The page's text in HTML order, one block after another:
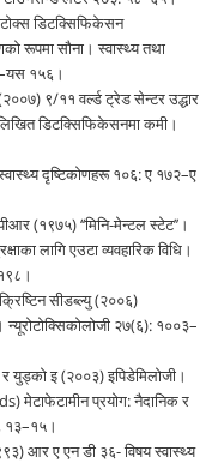
डिटक्सिफिकेसन
रूपमा सौना। स्वास्थ्य तथा
१५६।
९/११ वर्ल्ड ट्रेड सेन्टर उद्धार
डिटक्सिफिकेसनमा कमी।
दृष्टिकोणहरू १०६: ए १७२–ए
(१९७५) ‘‘मिनि-मेन्टल स्टेट’’।
लागि एउटा व्यवहारिक विधि।
सीडब्ल्यु (२००६)
न्यूरोटोक्सिकोलोजी २७(६): १००३–
युड्को इ (२००३) इपिडेमिलोजी।
मेटाफेटामीन प्रयोग: नैदानिक र
१३–१५।
आर ए एन डी ३६- विषय स्वास्थ्य